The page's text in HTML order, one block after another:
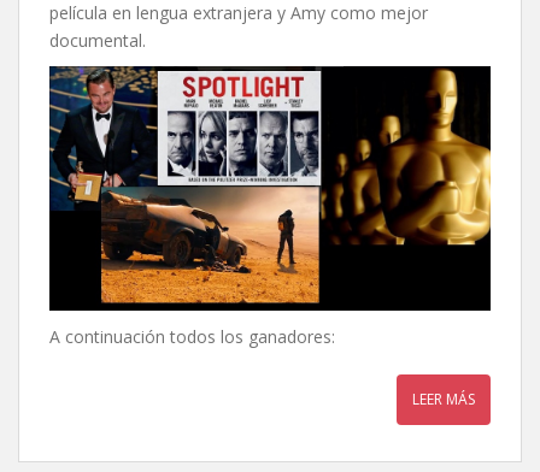
película en lengua extranjera y Amy como mejor
documental.
A continuación todos los ganadores:
LEER MÁS